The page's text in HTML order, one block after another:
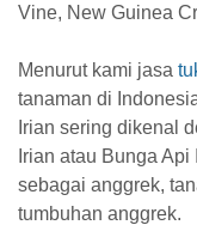
Vine, New Guinea
Menurut kami jasa
tanaman di
Irian sering dikenal
Irian atau Bunga
sebagai anggrek,
tumbuhan anggrek.